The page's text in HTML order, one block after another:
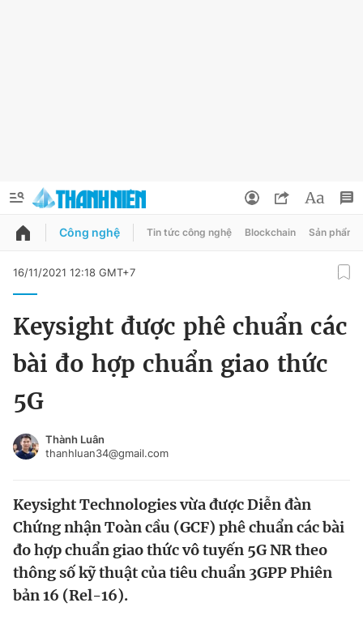
QUẢNG CÁO ĐẶT BÁO
Chuyên mục
Video Magazine
Sản phẩm khác
Đổi mật khẩu
Tin đã lưu
Đăng xuất
Công nghệ Tin tức công nghệ Blockchain Sản phẩm
16/11/2021 12:18 GMT+7
Keysight được phê chuẩn các
bài đo hợp chuẩn giao thức
5G
Thành Luân
thanhluan34@gmail.com
Keysight Technologies vừa được Diễn đàn
Chứng nhận Toàn cầu (GCF) phê chuẩn các bài
đo hợp chuẩn giao thức vô tuyến 5G NR theo
thông số kỹ thuật của tiêu chuẩn 3GPP Phiên
bản 16 (Rel-16).